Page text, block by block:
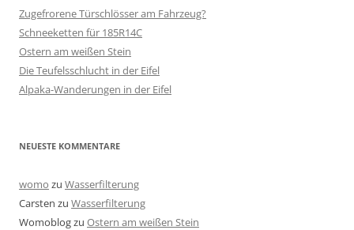
Zugefrorene Türschlösser am Fahrzeug?
Schneeketten für 185R14C
Ostern am weißen Stein
Die Teufelsschlucht in der Eifel
Alpaka-Wanderungen in der Eifel
NEUESTE KOMMENTARE
womo zu Wasserfilterung
Carsten zu Wasserfilterung
Womoblogzu Ostern am weißen Stein